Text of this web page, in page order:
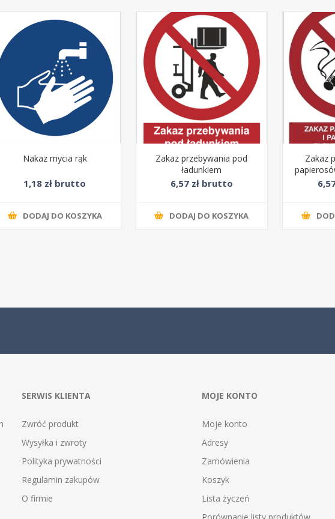
Nakaz mycia rąk
1,18 zł brutto
DODAJ DO KOSZYKA
Zakaz przebywania pod
ładunkiem
6,57 zł brutto
DODAJ DO KOSZYKA
Zakaz
SERWIS KLIENTA
Zwróć produkt
Wysyłka i zwroty
Polityka prywatności
Regulamin zakupów
O firmie
MOJE KONTO
Moje konto
Adresy
Zamówienia
Koszyk
Lista życzeń
Porównanie listy produktów